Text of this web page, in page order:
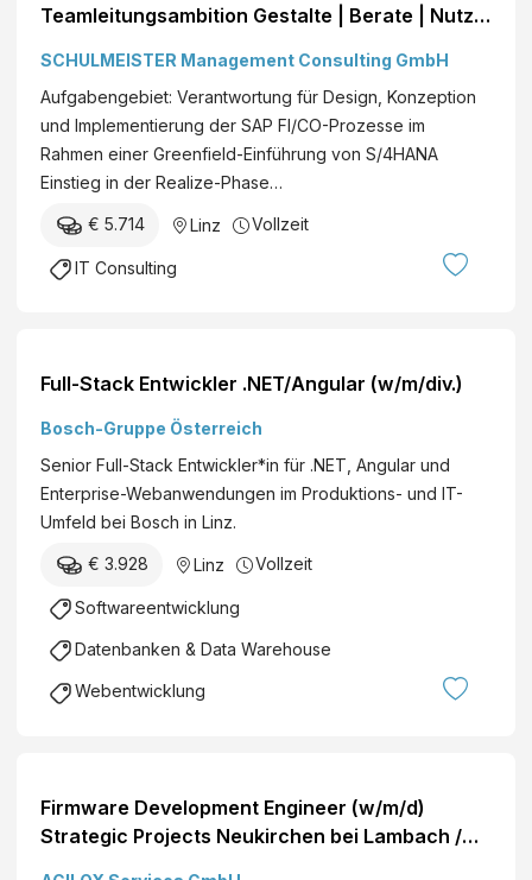
Teamleitungsambition Gestalte | Berate | Nutze
SCHULMEISTER Management Consulting GmbH
Aufgabengebiet: Verantwortung für Design, Konzeption
und Implementierung der SAP FI/CO-Prozesse im
Rahmen einer Greenfield-Einführung von S/4HANA
Einstieg in der Realize-Phase…
€ 5.714 Linz Vollzeit
IT Consulting
Full-Stack Entwickler .NET/Angular (w/m/div.)
Bosch-Gruppe Österreich
Senior Full-Stack Entwickler*in für .NET, Angular und
Enterprise-Webanwendungen im Produktions- und IT-
Umfeld bei Bosch in Linz.
€ 3.928 Linz Vollzeit
Softwareentwicklung
Datenbanken & Data Warehouse
Webentwicklung
Firmware Development Engineer (w/m/d)
Strategic Projects Neukirchen bei Lambach /